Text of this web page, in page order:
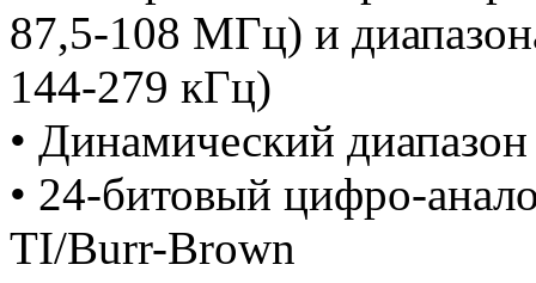
87,5-108 МГц) и
144-279 кГц)
• Динамический
• 24-битовый цифро-
TI/Burr-Brown